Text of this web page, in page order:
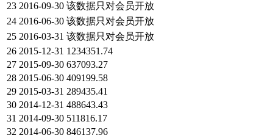
23 2016-09-30 该数据只对会员开放
24 2016-06-30 该数据只对会员开放
25 2016-03-31 该数据只对会员开放
26 2015-12-31 1234351.74
27 2015-09-30 637093.27
28 2015-06-30 409199.58
29 2015-03-31 289435.41
30 2014-12-31 488643.43
31 2014-09-30 511816.17
32 2014-06-30 846137.96